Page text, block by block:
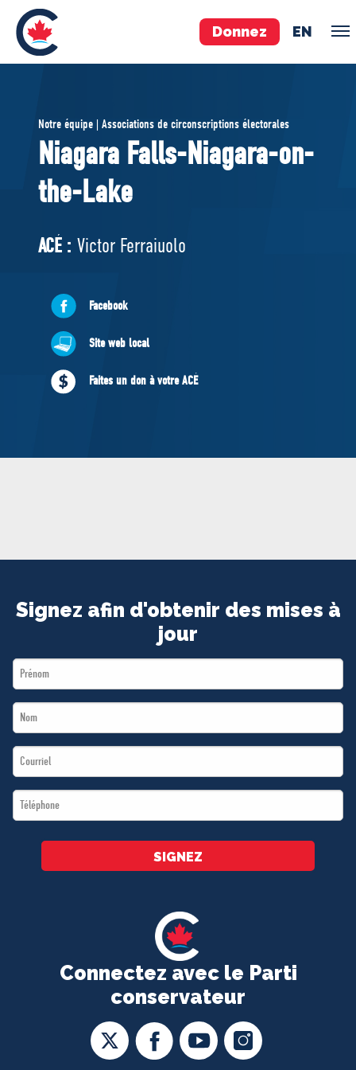
Donnez EN
ÉQUIPE
Pierre Poilievre
Vos députés conservateurs
Cabinet fantôme
ACÉ
À PROPOS
Documents constitutifs
MÉDIAS
BÉNÉVOLE
Notre équipe | Associations de circonscriptions électorales
Niagara Falls-Niagara-on-
the-Lake
ACÉ : Victor Ferraiuolo
Facebook
Site web local
Faites un don à votre ACÉ
Connectez avec le Parti
conservateur
Signez afin d'obtenir des mises à
jour
First
Name
Last
Name
Email
*
Téléphone
*
SIGNEZ